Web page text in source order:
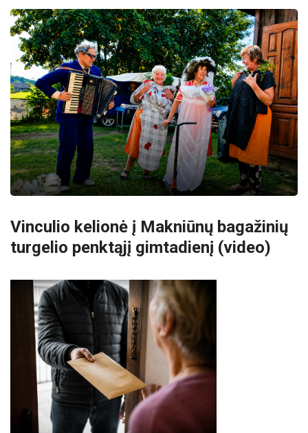
Vinculio kelionė į Makniūnų bagažinių
turgelio penktąjį gimtadienį (video)